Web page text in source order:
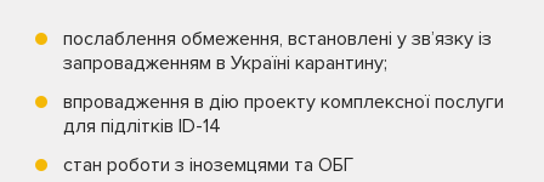
послаблення обмеження, встановлені у зв’язку із
запровадженням в Україні карантину;
впровадження в дію проекту комплексної послуги
для підлітків ID-14
стан роботи з іноземцями та ОБГ